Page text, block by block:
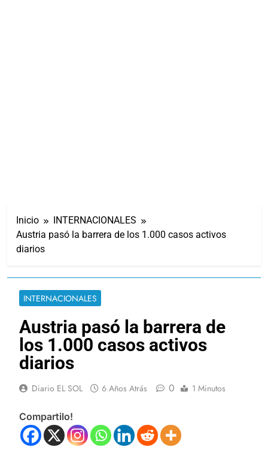
Inicio
INTERNACIONALES
Austria pasó la barrera de los 1.000 casos activos
diarios
INTERNACIONALES
Austria pasó la barrera de
los 1.000 casos activos
diarios
Diario EL SOL 6 Años Atrás 0 1 Minutos
Compartilo!